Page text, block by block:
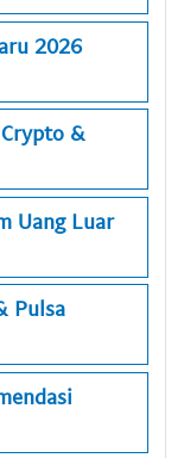
2026
&
Uang Luar
Pulsa